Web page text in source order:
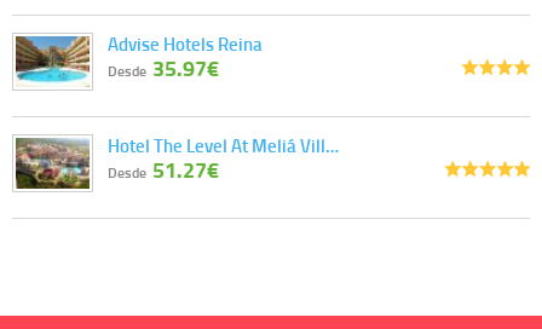
Advise Hotels Reina
Desde 35.97€
Hotel The Level At Meliá Vill…
Desde 51.27€